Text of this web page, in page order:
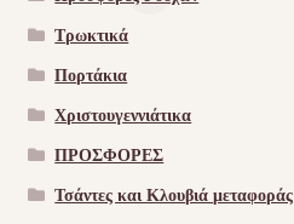
Τρωκτικά
Πορτάκια
Χριστουγεννιάτικα
ΠΡΟΣΦΟΡΕΣ
Τσάντες και Κλουβιά μεταφοράς